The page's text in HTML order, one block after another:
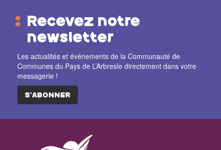
Recevez notre
newsletter
Les actualités et événements de la Communauté de
Communes du Pays de L’Arbresle directement dans votre
messagerie !
S'ABONNER